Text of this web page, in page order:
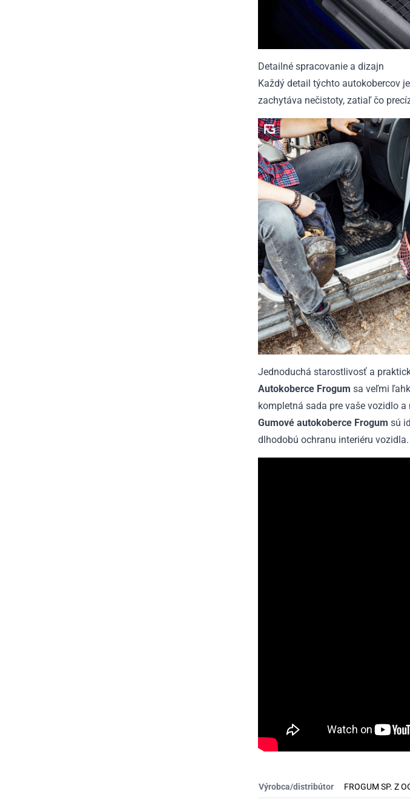
Detailné spracovanie a dizajn
Každý detail týchto autokobercov
zachytáva nečistoty, zatiaľ čo
Jednoduchá starostlivosť a
Autokoberce Frogum sa veľmi
kompletná sada pre vaše vozidlo
Gumové autokoberce Frogum sú
dlhodobú ochranu interiéru
Výrobca/distribútor FROGUM SP. Z